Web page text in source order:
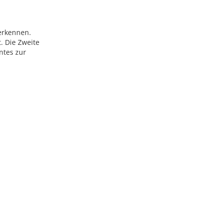
Die Zweite
zur